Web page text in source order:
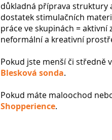
důkladná příprava struktury
dostatek stimulačních
práce ve skupinách = aktivní
neformální a kreativní
Pokud jste menší či středně
Blesková sonda.
Pokud máte maloochod
Shopperience.